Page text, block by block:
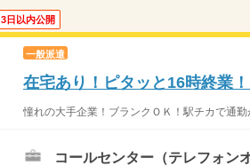
3日以内公開
一般派遣
在宅あり！ピタッと16時終業
憧れの大手企業！ブランクＯＫ！駅チカで通
コールセンター（テレフォン